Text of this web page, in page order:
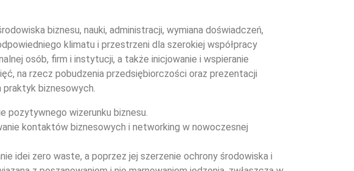
biznesu, nauki, administracji, wymiana doświadczeń,
klimatu i przestrzeni dla szerokiej współpracy
osób, firm i instytucji, a także inicjowanie i wspieranie
na rzecz pobudzenia przedsiębiorczości oraz prezentacji
praktyk biznesowych.
pozytywnego wizerunku biznesu.
kontaktów biznesowych i networking w nowoczesnej
idei zero waste, a poprzez jej szerzenie ochrony środowiska i